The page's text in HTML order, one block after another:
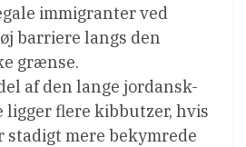
immigranter ved
barriere langs den
grænse.
af den lange jordansk-
flere kibbutzer, hvis
stadigt mere bekymrede